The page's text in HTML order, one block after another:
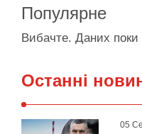
Популярне
Вибачте. Даних
Останні
05